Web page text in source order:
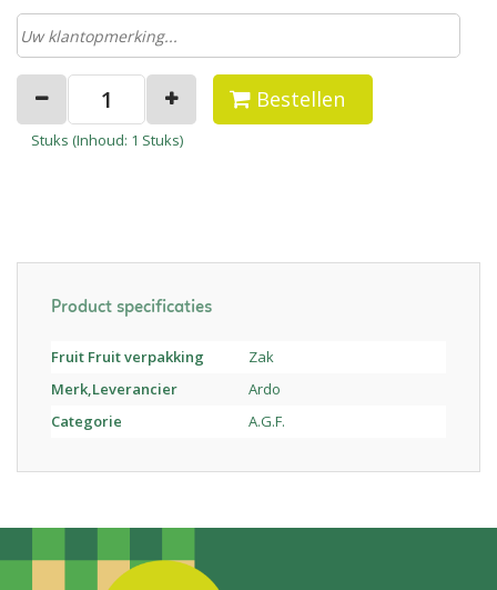
Bestellen
Stuks (Inhoud: 1 Stuks)
Product specificaties
Fruit Fruit verpakking
Zak
Merk,Leverancier
Ardo
Categorie
A.G.F.